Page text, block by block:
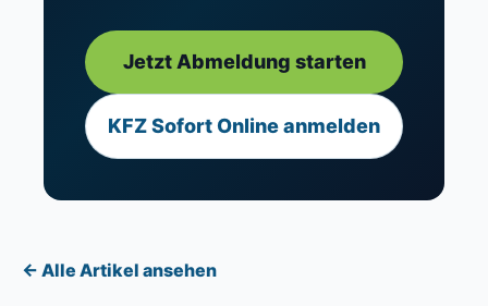
Jetzt Abmeldung starten
KFZ Sofort Online anmelden
← Alle Artikel ansehen